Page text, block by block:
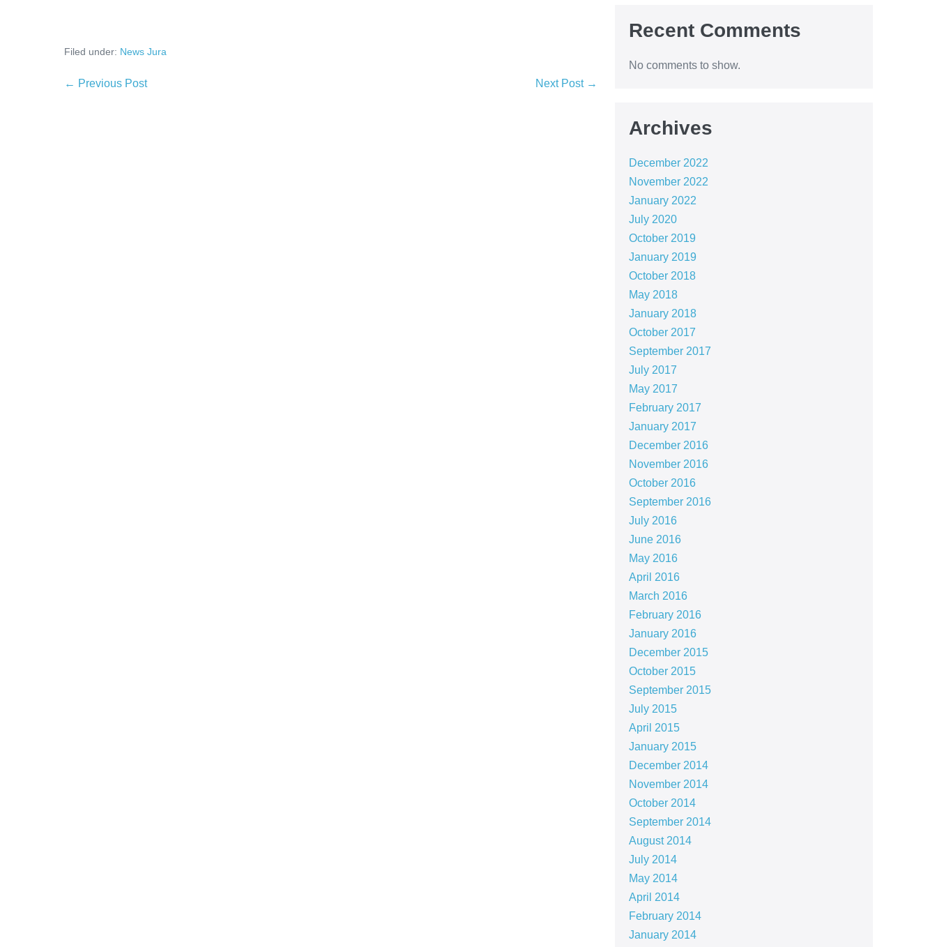
Filed under: News Jura
← Previous Post Next Post →
Recent Comments
No comments to show.
Archives
December 2022
November 2022
January 2022
July 2020
October 2019
January 2019
October 2018
May 2018
January 2018
October 2017
September 2017
July 2017
May 2017
February 2017
January 2017
December 2016
November 2016
October 2016
September 2016
July 2016
June 2016
May 2016
April 2016
March 2016
February 2016
January 2016
December 2015
October 2015
September 2015
July 2015
April 2015
January 2015
December 2014
November 2014
October 2014
September 2014
August 2014
July 2014
May 2014
April 2014
February 2014
January 2014